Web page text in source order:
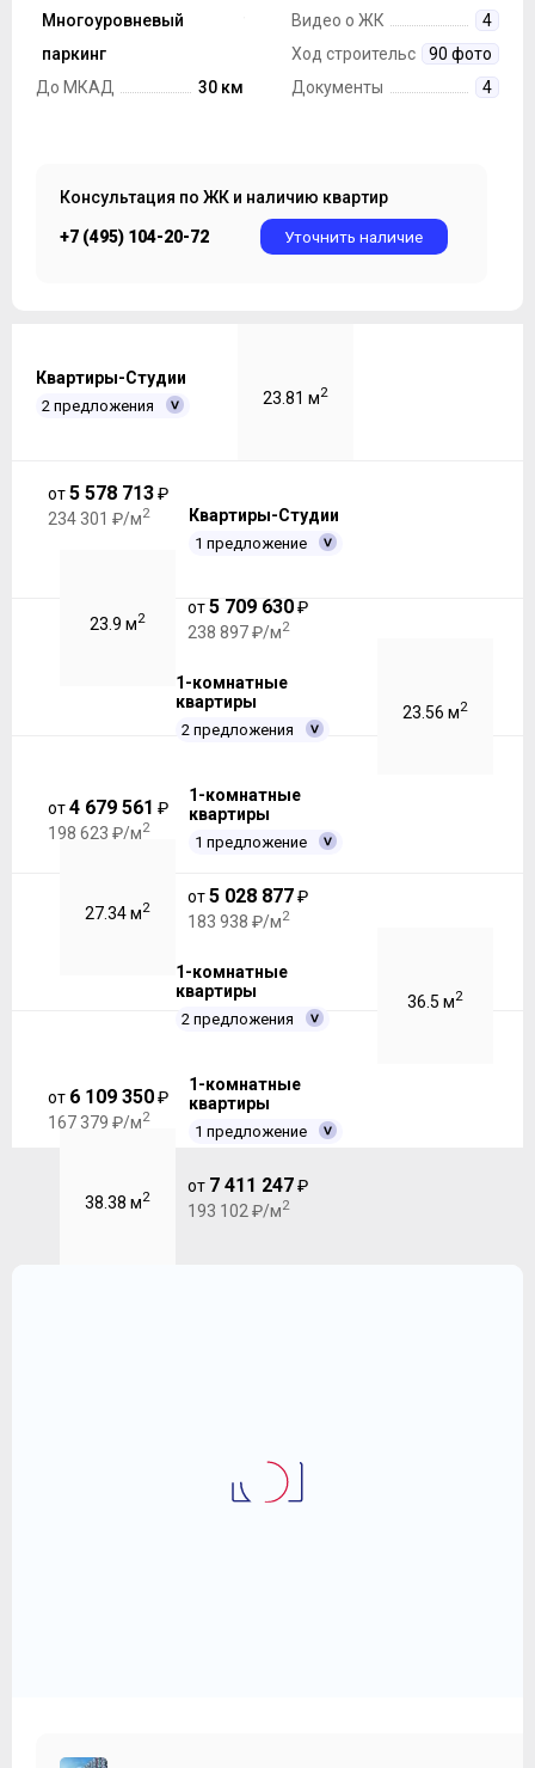
строительства
Монолит
Парковка
Многоуровневый
паркинг
До МКАД
30 км
Видео о ЖК
4
Ход строительства90 фото
Документы
4
Консультация по ЖК и наличию квартир
+7 (495) 104-20-72 Уточнить наличие
Квартиры-Студии
2 предложения 23.81 м2
от5 578 713₽
234 301 ₽/м2 Квартиры-Студии
1 предложение
23.9 м2
от5 709 630₽
238 897 ₽/м2
1-комнатные
квартиры
2 предложения
23.56 м2
от4 679 561 ₽
198 623 ₽/м2
1-комнатные
квартиры
1 предложение
27.34 м2
от5 028 877₽
183 938 ₽/м2
1-комнатные
квартиры
2 предложения
36.5 м2
от 6 109 350₽
167 379 ₽/м2
1-комнатные
квартиры
1 предложение
38.38 м2
от 7 411 247₽
193 102 ₽/м2